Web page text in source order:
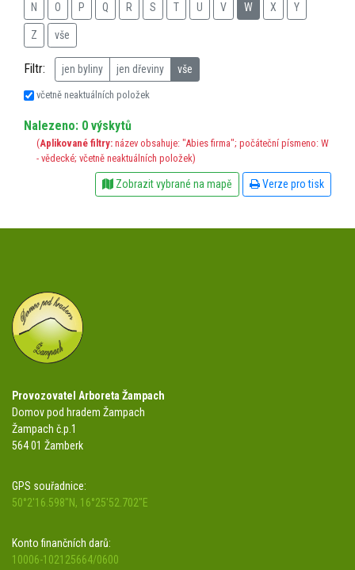
N O P Q R S T U V W X Y
Z vše
Filtr: jen byliny jen dřeviny vše
včetně neaktuálních položek
Nalezeno: 0 výskytů
(Aplikované filtry: název obsahuje: "Abies firma"; počáteční písmeno: W
- vědecké; včetně neaktuálních položek)
Zobrazit vybrané na mapě Verze pro tisk
Provozovatel Arboreta Žampach
Domov pod hradem Žampach
Žampach č.p.1
564 01 Žamberk
GPS souřadnice:
50°2'16.598"N, 16°25'52.702"E
Konto finančních darů:
10006-102125664/0600